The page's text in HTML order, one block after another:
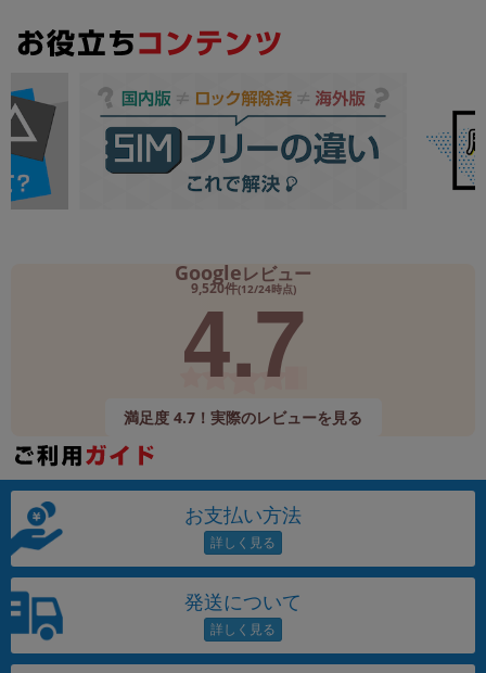
Googleレビュー
9,520件(12/24時点)
4.7
満足度 4.7！実際のレビューを見る
お支払い方法
発送について